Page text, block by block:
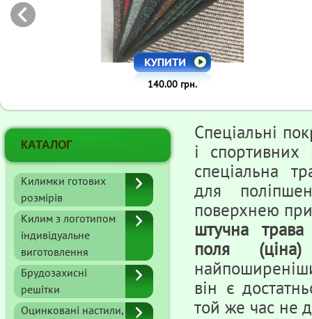
140.00 грн.
КАТАЛОГ
Килимки готових
розмірів
Килим з логотипом
індивідуальне
виготовлення
Брудозахисні
решітки
Оцинковані настили,
Спеціальні
і
спеціальна
для
поверхнею при
штучна
поля (ціна)
він є
той же час не